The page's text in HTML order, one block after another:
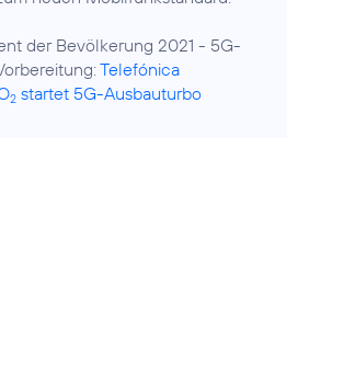
der Bevölkerung 2021 - 5G-
Telefónica
2 startet 5G-Ausbauturbo